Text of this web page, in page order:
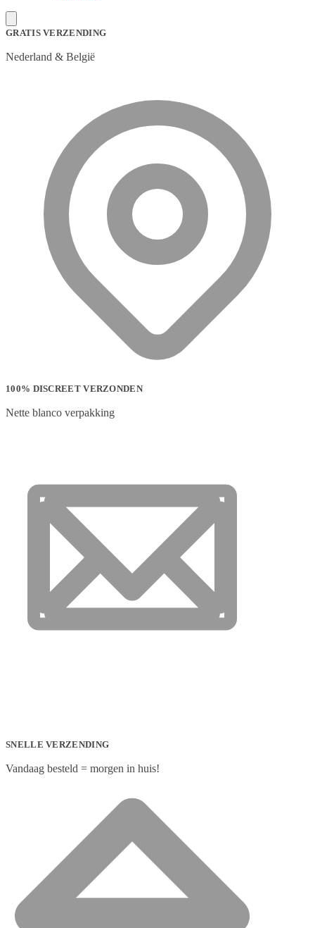
GRATIS VERZENDING
Nederland & België
100% DISCREET VERZONDEN
Nette blanco verpakking
SNELLE VERZENDING
Vandaag besteld = morgen in huis!